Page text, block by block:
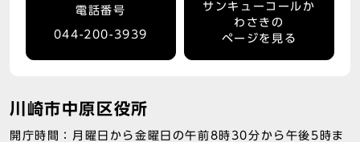
電話番号
044-200-3939
サンキューコールか
わさきの
ページを見る
川崎市中原区役所
開庁時間：月曜日から金曜日の午前8時30分から午後5時ま